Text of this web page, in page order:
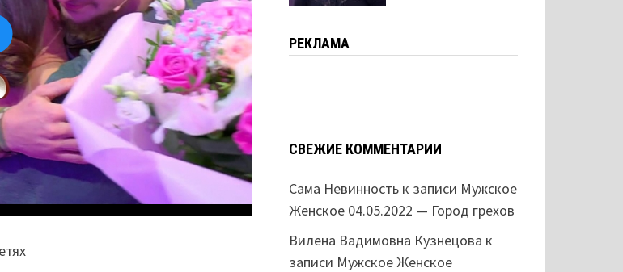
РЕКЛАМА
СВЕЖИЕ КОММЕНТАРИИ
Сама Невинностьк записи Мужское
Женское 04.05.2022 — Город грехов
Вилена Вадимовна Кузнецова к
записи Мужское Женское